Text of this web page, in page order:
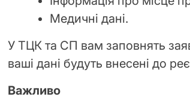
Медичні дані.
У ТЦК та СП вам заповнять
ваші дані будуть внесені до
Важливо